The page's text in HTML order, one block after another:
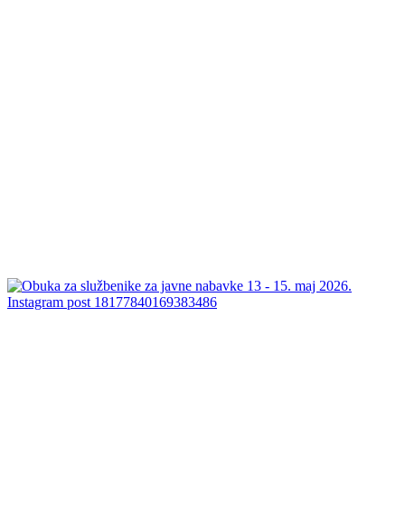
Instagram post 18177840169383486